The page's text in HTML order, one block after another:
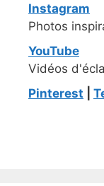
Instagram
Photos
YouTube
Vidéos
Pinterest